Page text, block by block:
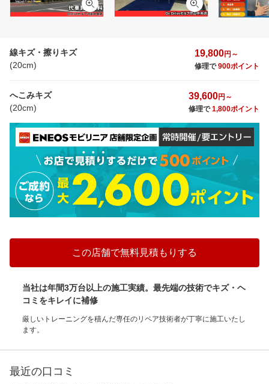
線キズ・擦りキズ
(20cm)
19,800円～
修理で900ポイント
へこみキズ
(20cm)
39,600円～
修理で1,800ポイント
この店舗で無料見積もりする
当社は年間3万台以上の施工実績。最先端の技術でキズ・ヘ
コミをキレイに補修
厳しいトレーニングを積んだ専任のリペア技術者が丁寧に施工いたし
ます。
最近の口コミ